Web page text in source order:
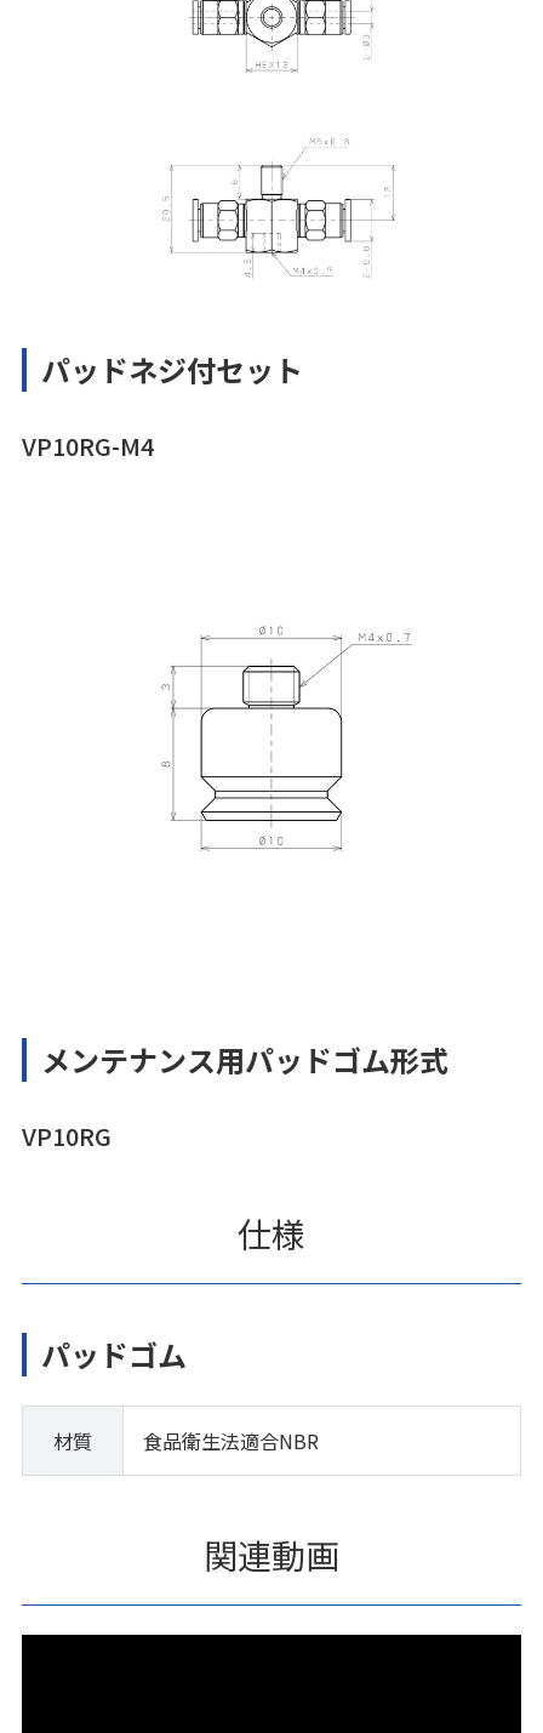
パッドネジ付セット
VP10RG-M4
メンテナンス用パッドゴム形式
VP10RG
仕様
パッドゴム
材質 食品衛生法適合NBR
関連動画